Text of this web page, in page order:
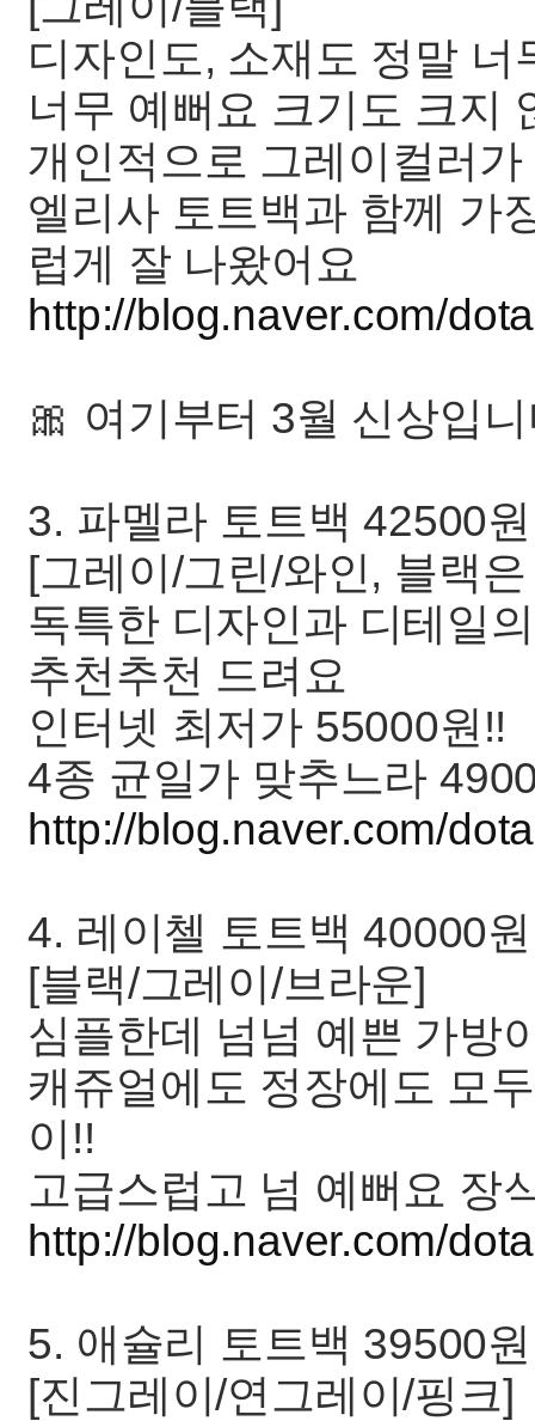
디자인도, 소재도 정말
너무 예뻐요 크기도 크지
개인적으로 그레이컬러
엘리사 토트백과 함께 가
럽게 잘 나왔어요
http://blog.naver.com/
🎀 여기부터 3월 신상입
3. 파멜라 토트백 42500
[그레이/그린/와인, 블랙
독특한 디자인과 디테일
추천추천 드려요
인터넷 최저가 55000원!!
4종 균일가 맞추느라
http://blog.naver.com/
4. 레이첼 토트백 40000원
[블랙/그레이/브라운]
심플한데 넘넘 예쁜 가방
캐쥬얼에도 정장에도 모
이!!
고급스럽고 넘 예뻐요 장
http://blog.naver.com/
5. 애슐리 토트백 39500원
[진그레이/연그레이/핑크]